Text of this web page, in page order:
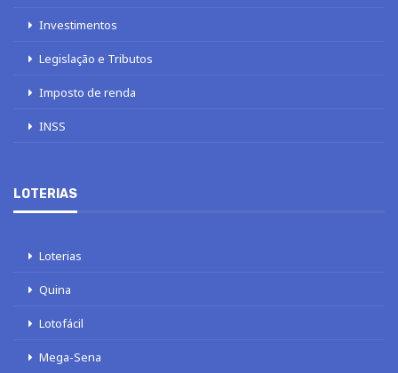
Investimentos
Legislação e Tributos
Imposto de renda
INSS
LOTERIAS
Loterias
Quina
Lotofácil
Mega-Sena